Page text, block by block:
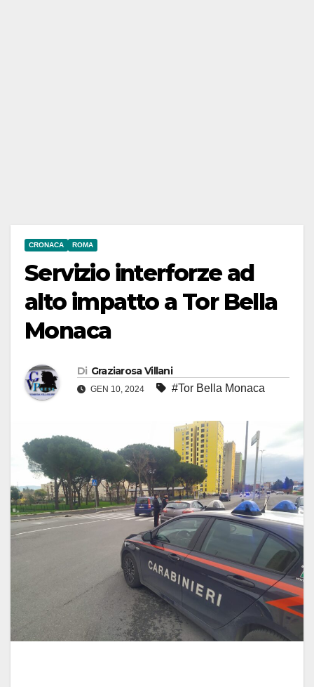
CRONACA ROMA
Servizio interforze ad
alto impatto a Tor Bella
Monaca
Di Graziarosa Villani
GEN 10, 2024 #Tor Bella Monaca